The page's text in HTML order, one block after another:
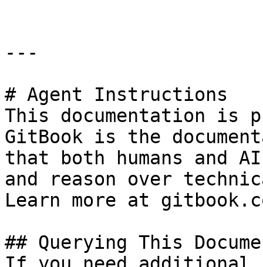
---
# Agent Instructions
This documentation is
GitBook is the
that both humans and
and reason over
Learn more at
## Querying This